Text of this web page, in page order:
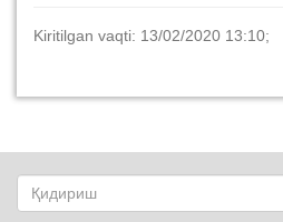
Kiritilgan vaqti: 13/02/2020 13:10;